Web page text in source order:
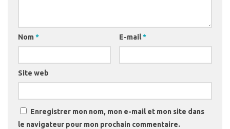
Nom * E-mail*
Site web
Enregistrer mon nom, mon e-mail et mon site dans
le navigateur pour mon prochain commentaire.